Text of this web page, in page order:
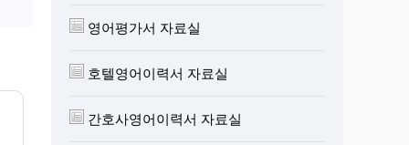
영어평가서 자료실
호텔영어이력서 자료실
간호사영어이력서 자료실